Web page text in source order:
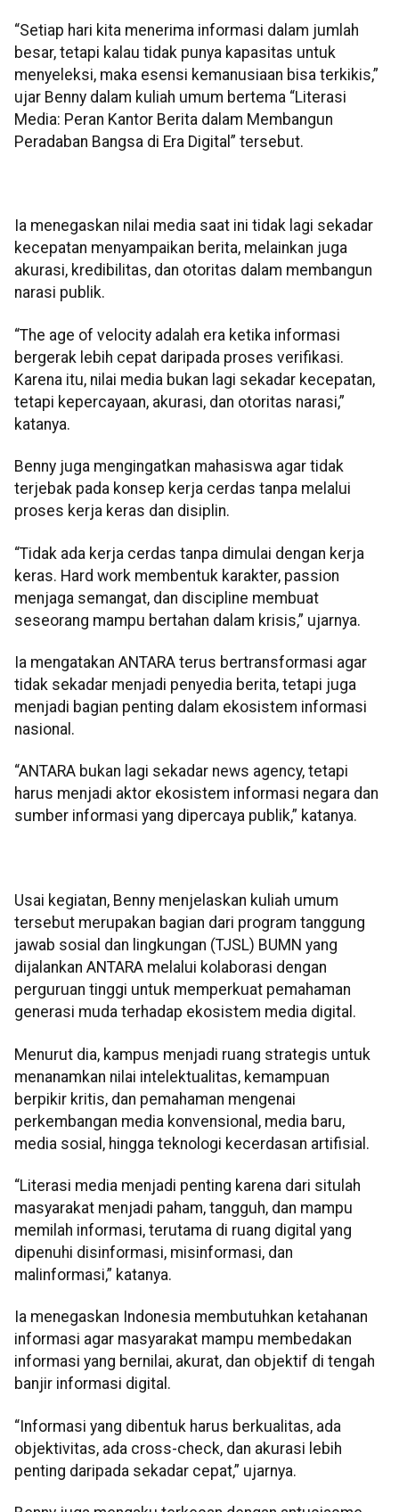
“Setiap hari kita menerima informasi dalam jumlah
besar, tetapi kalau tidak punya kapasitas untuk
menyeleksi, maka esensi kemanusiaan bisa terkikis,”
ujar Benny dalam kuliah umum bertema “Literasi
Media: Peran Kantor Berita dalam Membangun
Peradaban Bangsa di Era Digital” tersebut.
Ia menegaskan nilai media saat ini tidak lagi sekadar
kecepatan menyampaikan berita, melainkan juga
akurasi, kredibilitas, dan otoritas dalam membangun
narasi publik.
“The age of velocity adalah era ketika informasi
bergerak lebih cepat daripada proses verifikasi.
Karena itu, nilai media bukan lagi sekadar kecepatan,
tetapi kepercayaan, akurasi, dan otoritas narasi,”
katanya.
Benny juga mengingatkan mahasiswa agar tidak
terjebak pada konsep kerja cerdas tanpa melalui
proses kerja keras dan disiplin.
“Tidak ada kerja cerdas tanpa dimulai dengan kerja
keras. Hard work membentuk karakter, passion
menjaga semangat, dan discipline membuat
seseorang mampu bertahan dalam krisis,” ujarnya.
Ia mengatakan ANTARA terus bertransformasi agar
tidak sekadar menjadi penyedia berita, tetapi juga
menjadi bagian penting dalam ekosistem informasi
nasional.
“ANTARA bukan lagi sekadar news agency, tetapi
harus menjadi aktor ekosistem informasi negara dan
sumber informasi yang dipercaya publik,” katanya.
Usai kegiatan, Benny menjelaskan kuliah umum
tersebut merupakan bagian dari program tanggung
jawab sosial dan lingkungan (TJSL) BUMN yang
dijalankan ANTARA melalui kolaborasi dengan
perguruan tinggi untuk memperkuat pemahaman
generasi muda terhadap ekosistem media digital.
Menurut dia, kampus menjadi ruang strategis untuk
menanamkan nilai intelektualitas, kemampuan
berpikir kritis, dan pemahaman mengenai
perkembangan media konvensional, media baru,
media sosial, hingga teknologi kecerdasan artifisial.
“Literasi media menjadi penting karena dari situlah
masyarakat menjadi paham, tangguh, dan mampu
memilah informasi, terutama di ruang digital yang
dipenuhi disinformasi, misinformasi, dan
malinformasi,” katanya.
Ia menegaskan Indonesia membutuhkan ketahanan
informasi agar masyarakat mampu membedakan
informasi yang bernilai, akurat, dan objektif di tengah
banjir informasi digital.
“Informasi yang dibentuk harus berkualitas, ada
objektivitas, ada cross-check, dan akurasi lebih
penting daripada sekadar cepat,” ujarnya.